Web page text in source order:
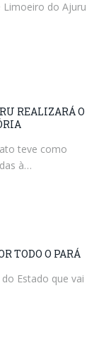
Limoeiro do Ajuru
REALIZARÁ O
teve como
à…
TODO O PARÁ
Estado que vai